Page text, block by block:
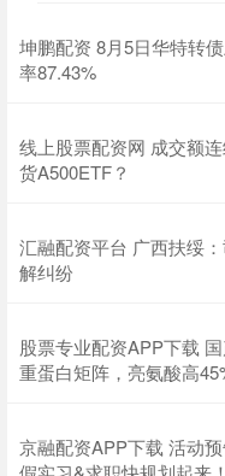
坤鹏配资 8月5日华特转
率87.43%
线上股票配资网 成交额
货A500ETF？
汇融配资平台 广西扶绥
解纠纷
股票专业配资APP下载
重蛋白矩阵，亮氨酸高
京融配资APP下载 活动